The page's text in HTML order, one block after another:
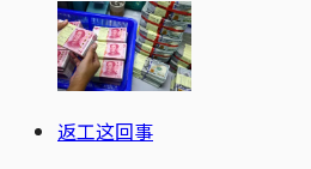
返工这回事